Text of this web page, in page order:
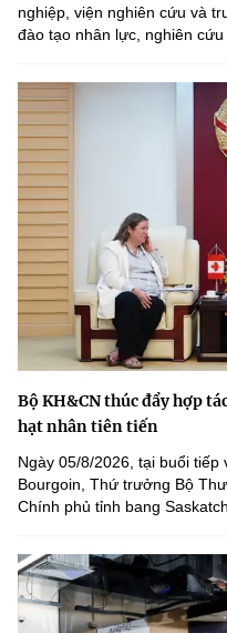
nghiệp, viện nghiên cứu và
đào tạo nhân lực, nghiên cứu
Bộ KH&CN thúc đẩy hợp
hạt nhân tiên tiến
Ngày 05/8/2026, tại buổi tiếp
Bourgoin, Thứ trưởng Bộ
Chính phủ tỉnh bang